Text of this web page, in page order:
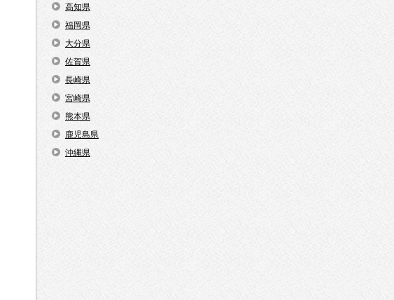
高知県
福岡県
大分県
佐賀県
長崎県
宮崎県
熊本県
鹿児島県
沖縄県